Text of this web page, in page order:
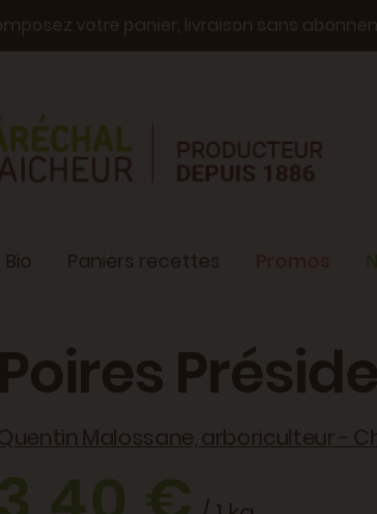
votre panier, livraison sans
Bio Paniers recettes
Poires
Malossane, arboriculteur -